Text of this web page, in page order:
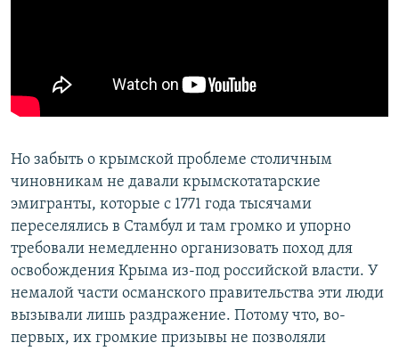
Но забыть о крымской проблеме столичным
чиновникам не давали крымскотатарские
эмигранты, которые с 1771 года тысячами
переселялись в Стамбул и там громко и упорно
требовали немедленно организовать поход для
освобождения Крыма из-под российской власти. У
немалой части османского правительства эти люди
вызывали лишь раздражение. Потому что, во-
первых, их громкие призывы не позволяли